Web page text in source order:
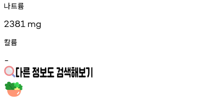
나트륨
2381 mg
칼륨
-